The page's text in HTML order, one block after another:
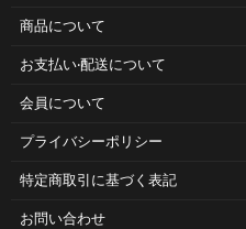
商品について
お⽀払い‧配送について
会員について
プライバシーポリシー
特定商取引に基づく表記
お問い合わせ